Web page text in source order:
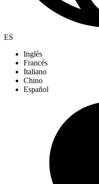
ES
Inglés
Francés
Italiano
Chino
Español